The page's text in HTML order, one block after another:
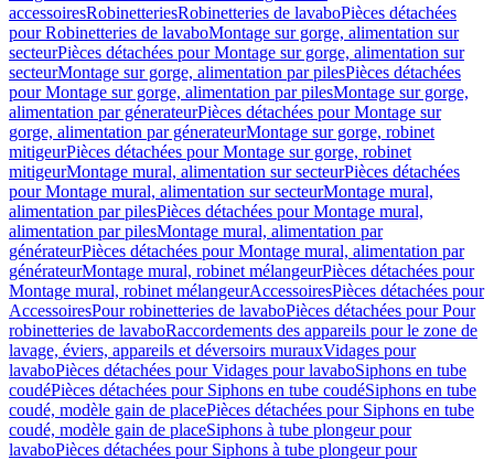
accessoiresRobinetteriesRobinetteries de lavaboPièces détachées
pour Robinetteries de lavaboMontage sur gorge, alimentation sur
secteurPièces détachées pour Montage sur gorge, alimentation sur
secteurMontage sur gorge, alimentation par pilesPièces détachées
pour Montage sur gorge, alimentation par pilesMontage sur gorge,
alimentation par génerateurPièces détachées pour Montage sur
gorge, alimentation par génerateurMontage sur gorge, robinet
mitigeurPièces détachées pour Montage sur gorge, robinet
mitigeurMontage mural, alimentation sur secteurPièces détachées
pour Montage mural, alimentation sur secteurMontage mural,
alimentation par pilesPièces détachées pour Montage mural,
alimentation par pilesMontage mural, alimentation par
générateurPièces détachées pour Montage mural, alimentation par
générateurMontage mural, robinet mélangeurPièces détachées pour
Montage mural, robinet mélangeurAccessoiresPièces détachées pour
AccessoiresPour robinetteries de lavaboPièces détachées pour Pour
robinetteries de lavaboRaccordements des appareils pour le zone de
lavage, éviers, appareils et déversoirs murauxVidages pour
lavaboPièces détachées pour Vidages pour lavaboSiphons en tube
coudéPièces détachées pour Siphons en tube coudéSiphons en tube
coudé, modèle gain de placePièces détachées pour Siphons en tube
coudé, modèle gain de placeSiphons à tube plongeur pour
lavaboPièces détachées pour Siphons à tube plongeur pour